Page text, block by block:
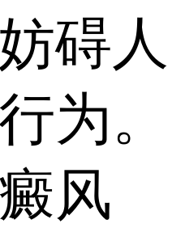
碍人
为。
风